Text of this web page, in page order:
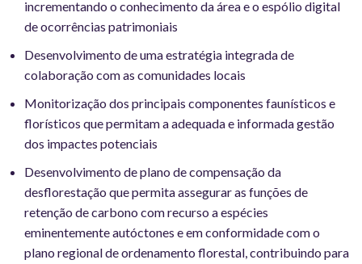
incrementando o conhecimento da área e o espólio digital
de ocorrências patrimoniais
Desenvolvimento de uma estratégia integrada de
colaboração com as comunidades locais
Monitorização dos principais componentes faunísticos e
florísticos que permitam a adequada e informada gestão
dos impactes potenciais
Desenvolvimento de plano de compensação da
desflorestação que permita assegurar as funções de
retenção de carbono com recurso a espécies
eminentemente autóctones e em conformidade com o
plano regional de ordenamento florestal, contribuindo para